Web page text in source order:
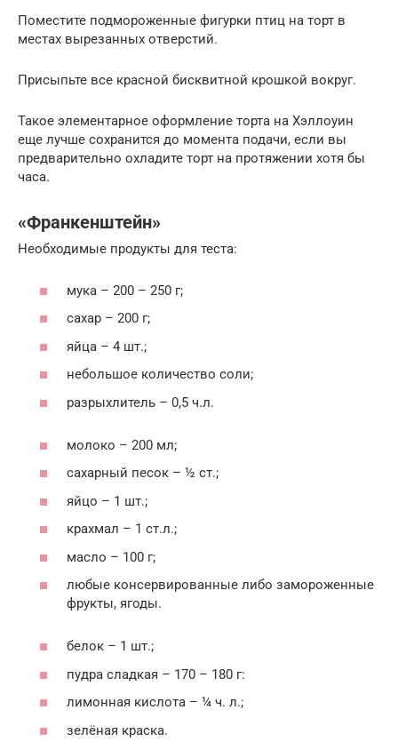
Поместите подмороженные фигурки птиц на торт в
местах вырезанных отверстий.
Присыпьте все красной бисквитной крошкой вокруг.
Такое элементарное оформление торта на Хэллоуин
еще лучше сохранится до момента подачи, если вы
предварительно охладите торт на протяжении хотя бы
часа.
«Франкенштейн»
Необходимые продукты для теста:
мука – 200 – 250 г;
сахар – 200 г;
яйца – 4 шт.;
небольшое количество соли;
разрыхлитель – 0,5 ч.л.
молоко – 200 мл;
сахарный песок – ½ ст.;
яйцо – 1 шт.;
крахмал – 1 ст.л.;
масло – 100 г;
любые консервированные либо замороженные
фрукты, ягоды.
белок – 1 шт.;
пудра сладкая – 170 – 180 г:
лимонная кислота – ¼ ч. л.;
зелёная краска.